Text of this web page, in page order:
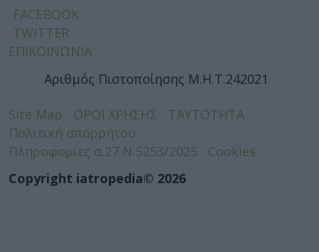
FACEBOOK
TWITTER
ΕΠΙΚΟΙΝΩΝΙΑ
Αριθμός Πιστοποίησης Μ.Η.Τ.242021
Site Map ΟΡΟΙ ΧΡΗΣΗΣ
ΤΑΥΤΟΤΗΤΑ
Πολιτική απορρήτου
Πληροφορίες α.27 Ν.5253/2025
Cookies
Copyright iatropedia© 2026